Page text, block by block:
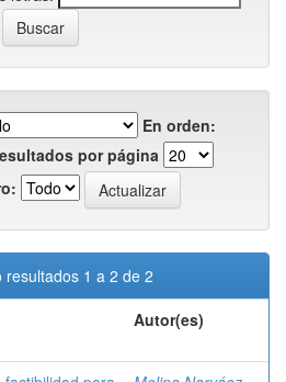
En orden:
por página
resultados 1 a 2 de 2
Autor(es)